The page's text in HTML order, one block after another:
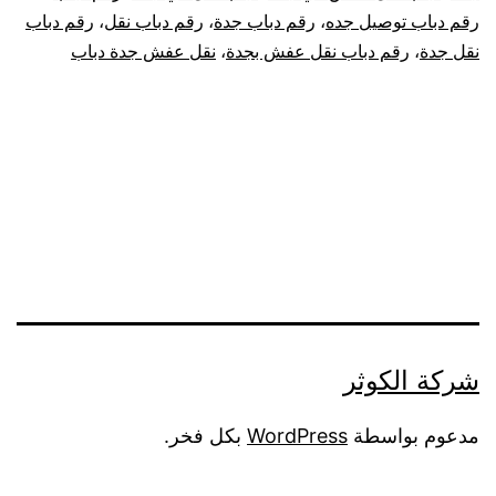
رقم دباب توصيل جده، رقم دباب جدة، رقم دباب نقل، رقم دباب
نقل جدة، رقم دباب نقل عفش بجدة، نقل عفش جدة دباب
شركة الكوثر
مدعوم بواسطة WordPress بكل فخر.